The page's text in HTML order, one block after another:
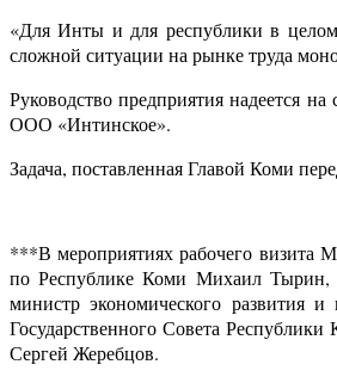
«Для Инты и для республики в целом
сложной ситуации на рынке труда
Руководство предприятия надеется
ООО «Интинское».
Задача, поставленная Главой Коми
***В мероприятиях рабочего визита
по Республике Коми Михаил Тырин,
министр экономического развития
Государственного Совета
Сергей Жеребцов.